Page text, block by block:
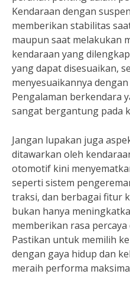
Kendaraan dengan
memberikan stabilitas
maupun saat melakukan
kendaraan yang
yang dapat disesuaikan,
menyesuaikannya
Pengalaman berkendara
sangat bergantung pada
Jangan lupakan juga
ditawarkan oleh
otomotif kini
seperti sistem
traksi, dan berbagai fitur
bukan hanya
memberikan rasa
Pastikan untuk memilih
dengan gaya hidup dan
meraih performa